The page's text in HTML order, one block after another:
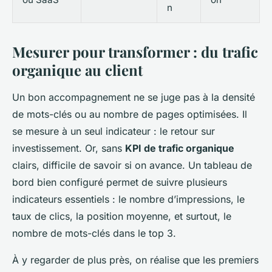
n
Mesurer pour transformer : du trafic
organique au client
Un bon accompagnement ne se juge pas à la densité
de mots-clés ou au nombre de pages optimisées. Il
se mesure à un seul indicateur : le retour sur
investissement. Or, sans KPI de trafic organique
clairs, difficile de savoir si on avance. Un tableau de
bord bien configuré permet de suivre plusieurs
indicateurs essentiels : le nombre d’impressions, le
taux de clics, la position moyenne, et surtout, le
nombre de mots-clés dans le top 3.
À y regarder de plus près, on réalise que les premiers